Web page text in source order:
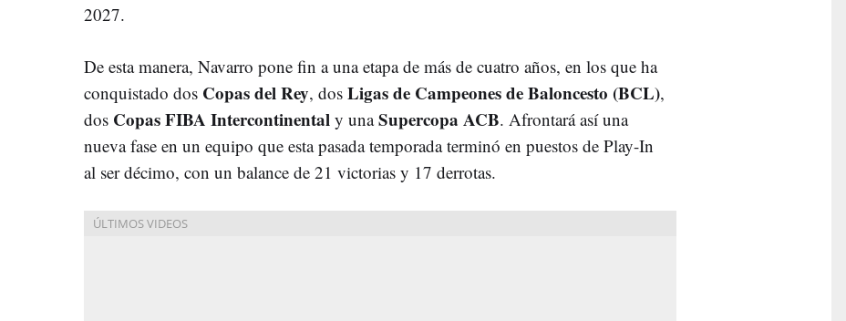
2027.
De esta manera, Navarro pone fin a una etapa de más de cuatro años, en los que ha
conquistado dos Copas del Rey, dos Ligas de Campeones de Baloncesto (BCL),
dos Copas FIBA Intercontinental y unaSupercopa ACB. Afrontará así una
nueva fase en un equipo que esta pasada temporada terminó en puestos de Play-In
al ser décimo, con un balance de 21 victorias y 17 derrotas.